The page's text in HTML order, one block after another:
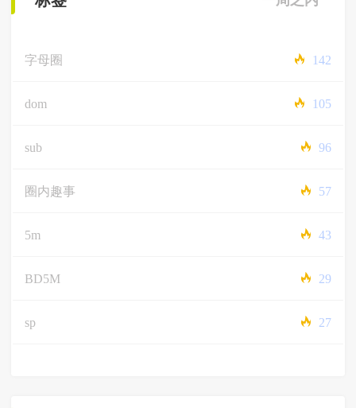
字母圈 142
dom 105
sub 96
圈内趣事 57
5m 43
BD5M 29
sp 27